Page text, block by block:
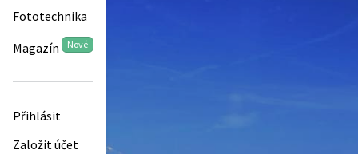
Fototechnika
Magazín Nové
Přihlásit
Založit účet